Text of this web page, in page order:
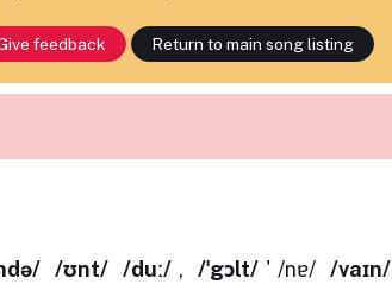
feedback Return to main song listing
/ʊnt/ /duː/ ,
/ˈgɔlt/ ' /nɐ/ /vaɪn/